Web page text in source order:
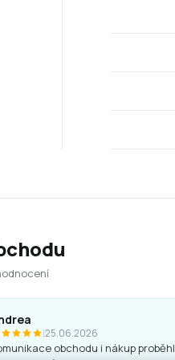
|25.06.2026
obchodu i nákup proběhl